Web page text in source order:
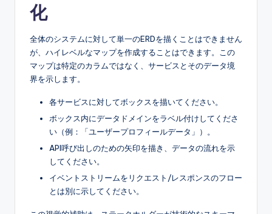
化
全体のシステムに対して単一のERDを描くことはできません
が、ハイレベルなマップを作成することはできます。この
マップは特定のカラムではなく、サービスとそのデータ境
界を示します。
各サービスに対してボックスを描いてください。
ボックス内にデータドメインをラベル付けしてくださ
い（例：「ユーザープロフィールデータ」）。
API呼び出しのための矢印を描き、データの流れを示
してください。
イベントストリームをリクエスト/レスポンスのフロー
とは別に示してください。